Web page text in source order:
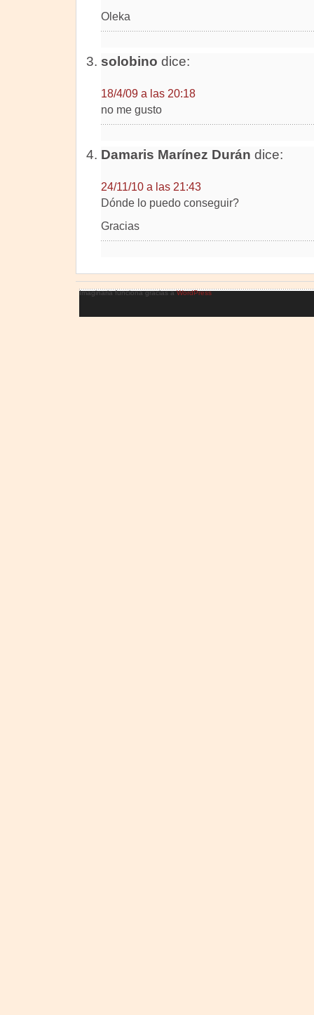
Oleka
solobino dice:
18/4/09 a las 20:18
no me gusto
Damaris Marínez Durán dice:
24/11/10 a las 21:43
Dónde lo puedo conseguir?
Gracias
Imaginaria funciona gracias aWordPress